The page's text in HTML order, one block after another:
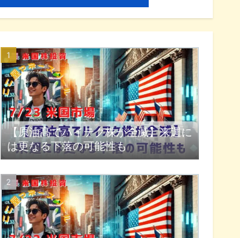
【原油高でハイテク株が全滅】来週に
は更なる下落の可能性も